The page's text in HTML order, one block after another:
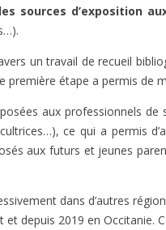
sources d’exposition
un travail de recueil
étape a permis de
aux professionnels de
ce qui a permis
aux futurs et jeunes
dans d’autres
et depuis 2019 en